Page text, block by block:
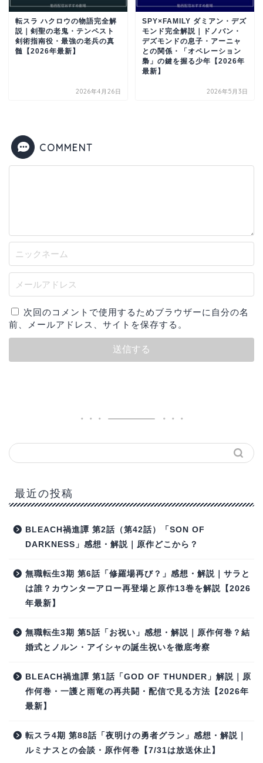
転スラ ハクロウの物語完全解
説｜剣聖の老鬼・テンペスト
剣術指南役・最強の老兵の真
髄【2026年最新】
2026年4月26日
SPY×FAMILY ダミアン・デズ
モンド完全解説｜ドノバン・
デズモンドの息子・アーニャ
との関係・「オペレーション
梟」の鍵を握る少年【2026年
最新】
2026年5月3日
COMMENT
次回のコメントで使用するためブラウザーに自分の名
前、メールアドレス、サイトを保存する。
最近の投稿
BLEACH禍進譚 第2話（第42話）「SON OF
DARKNESS」感想・解説｜原作どこから？
無職転生3期 第6話「修羅場再び？」感想・解説｜サラと
は誰？カウンターアロー再登場と原作13巻を解説【2026
年最新】
無職転生3期 第5話「お祝い」感想・解説｜原作何巻？結
婚式とノルン・アイシャの誕生祝いを徹底考察
BLEACH禍進譚 第1話「GOD OF THUNDER」解説｜原
作何巻・一護と雨竜の再共闘・配信で見る方法【2026年
最新】
転スラ4期 第88話「夜明けの勇者グラン」感想・解説｜
ルミナスとの会談・原作何巻【7/31は放送休止】